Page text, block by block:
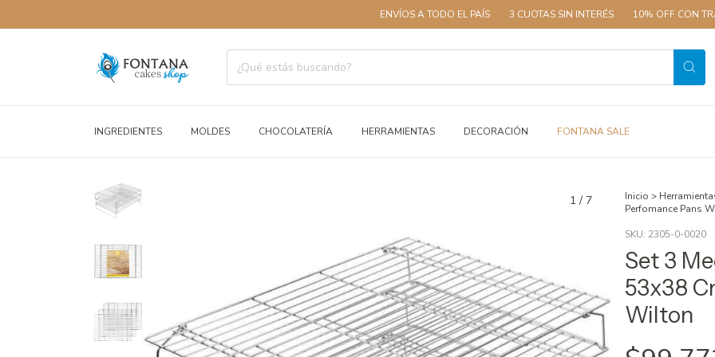
ENVÍOS A TODO EL PAÍS 3 CUOTAS SIN INTERÉS 10% OFF CON
INGREDIENTES MOLDES CHOCOLATERÍA HERRAMIENTAS DECORACIÓN FONTANA SALE
1 / 7 Inicio >
Perfomance Pans
SKU: 2305-0-0020
Set 3
53x38
Wilton